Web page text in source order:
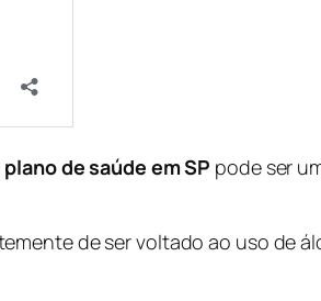
de saúde em SP pode ser
de ser voltado ao uso de